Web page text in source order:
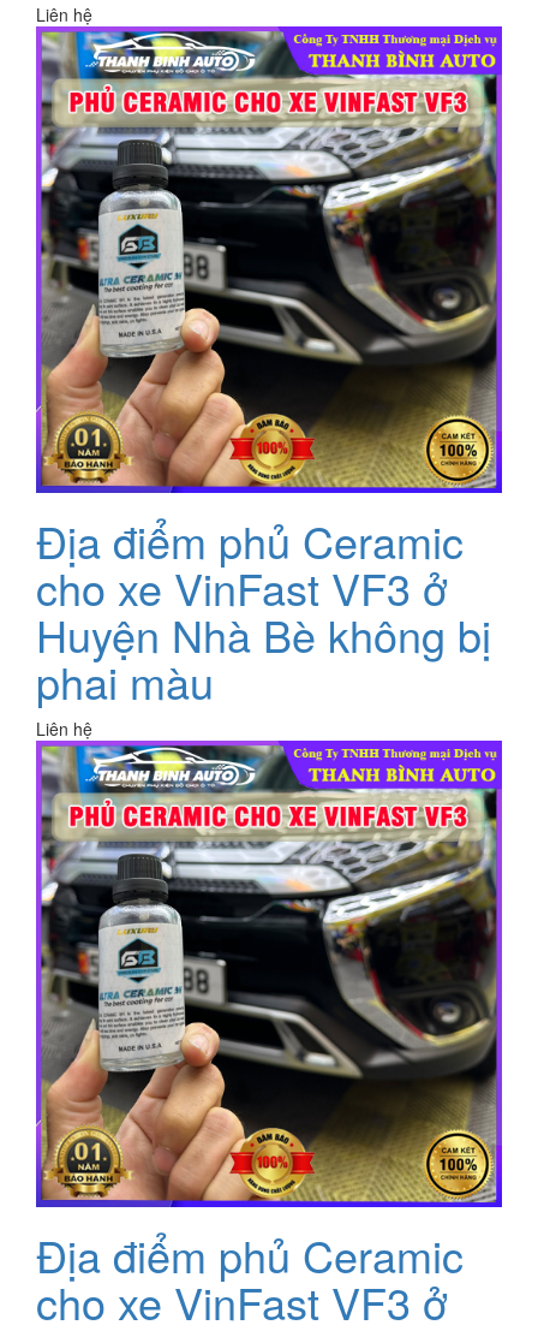
Liên hệ
Địa điểm phủ Ceramic
cho xe VinFast VF3 ở
Huyện Nhà Bè không bị
phai màu
Liên hệ
Địa điểm phủ Ceramic
cho xe VinFast VF3 ở